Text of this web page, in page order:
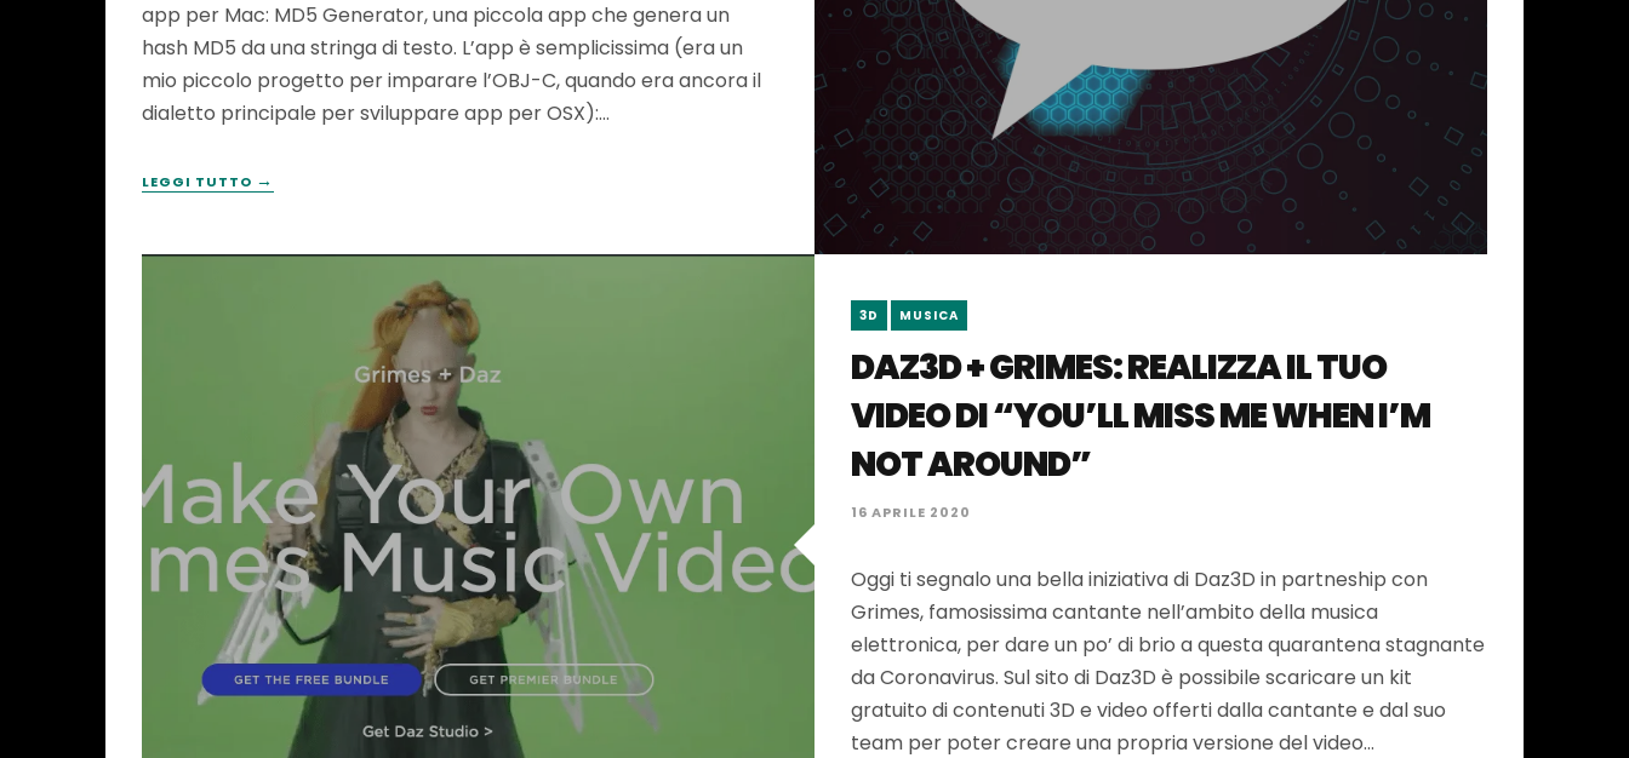
app per Mac: MD5 Generator, una piccola app che genera un
hash MD5 da una stringa di testo. L’app è semplicissima (era un
mio piccolo progetto per imparare l’OBJ-C, quando era ancora il
dialetto principale per sviluppare app per OSX):…
LEGGI TUTTO →
3D MUSICA
DAZ3D + GRIMES: REALIZZA IL TUO
VIDEO DI “YOU’LL MISS ME WHEN I’M
NOT AROUND”
16 APRILE 2020
Oggi ti segnalo una bella iniziativa di Daz3D in partneship con
Grimes, famosissima cantante nell’ambito della musica
elettronica, per dare un po’ di brio a questa quarantena stagnante
da Coronavirus. Sul sito di Daz3D è possibile scaricare un kit
gratuito di contenuti 3D e video offerti dalla cantante e dal suo
team per poter creare una propria versione del video…